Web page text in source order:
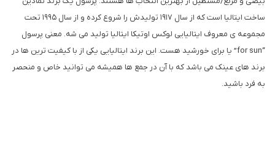
ساخت ایتالیا است که از سال 1917 تولیدش را شروع کرده و از سال 1995 تحت
مجموعه ی معروف ایتالیایی لوکس اوتیکا ایتالیا تولید می شه. معنی پرسول
“for sun” یا برای خورشید هست. این برند ایتالیایی یکی از با کیفیت ترین ها در
برند های عینک می باشد که با آن در جمع ها همیشه می توانید خاص و منحصر
به فرد باشید.